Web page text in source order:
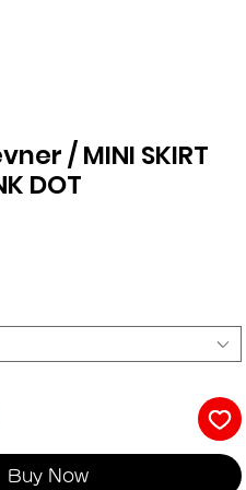
/ MINI SKIRT
DOT
Buy Now